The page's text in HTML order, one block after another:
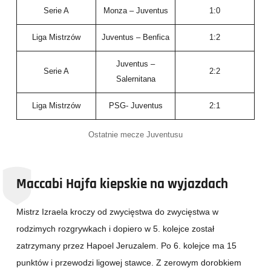
Serie A Monza – Juventus 1:0
Liga Mistrzów Juventus – Benfica 1:2
Serie A
Juventus –
Salernitana
2:2
Liga Mistrzów PSG- Juventus 2:1
Ostatnie mecze Juventusu
Maccabi Hajfa kiepskie na wyjazdach
Mistrz Izraela kroczy od zwycięstwa do zwycięstwa w
rodzimych rozgrywkach i dopiero w 5. kolejce został
zatrzymany przez Hapoel Jeruzalem. Po 6. kolejce ma 15
punktów i przewodzi ligowej stawce. Z zerowym dorobkiem